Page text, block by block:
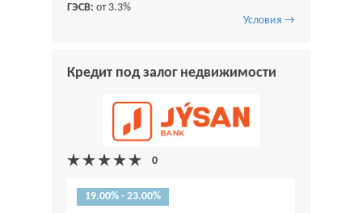
ГЭСВ: от 3.3%
Условия →
Кредит под залог недвижимости
19.00% - 23.00%